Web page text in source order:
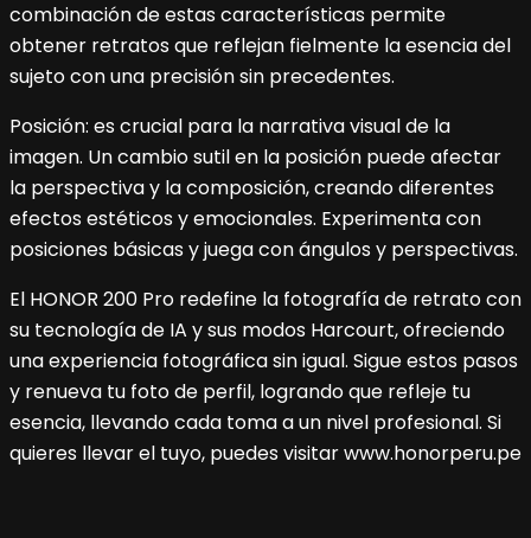
combinación de estas características permite
obtener retratos que reflejan fielmente la esencia del
sujeto con una precisión sin precedentes.
Posición: es crucial para la narrativa visual de la
imagen. Un cambio sutil en la posición puede afectar
la perspectiva y la composición, creando diferentes
efectos estéticos y emocionales. Experimenta con
posiciones básicas y juega con ángulos y perspectivas.
El HONOR 200 Pro redefine la fotografía de retrato con
su tecnología de IA y sus modos Harcourt, ofreciendo
una experiencia fotográfica sin igual. Sigue estos pasos
y renueva tu foto de perfil, logrando que refleje tu
esencia, llevando cada toma a un nivel profesional. Si
quieres llevar el tuyo, puedes visitar www.honorperu.pe